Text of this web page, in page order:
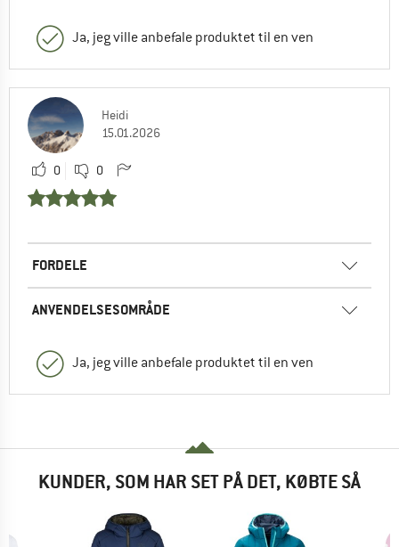
Ja, jeg ville anbefale produktet til en ven
Heidi
15.01.2026
0 0
FORDELE
ANVENDELSESOMRÅDE
Ja, jeg ville anbefale produktet til en ven
KUNDER, SOM HAR SET PÅ DET, KØBTE SÅ